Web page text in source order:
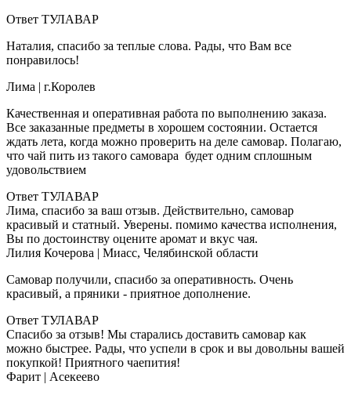
Ответ ТУЛАВАР
Наталия, спасибо за теплые слова. Рады, что Вам все
понравилось!
Лима | г.Королев
Качественная и оперативная работа по выполнению заказа.
Все заказанные предметы в хорошем состоянии. Остается
ждать лета, когда можно проверить на деле самовар. Полагаю,
что чай пить из такого самовара будет одним сплошным
удовольствием
Ответ ТУЛАВАР
Лима, спасибо за ваш отзыв. Действительно, самовар
красивый и статный. Уверены. помимо качества исполнения,
Вы по достоинству оцените аромат и вкус чая.
Лилия Кочерова | Миасс, Челябинской области
Самовар получили, спасибо за оперативность. Очень
красивый, а пряники - приятное дополнение.
Ответ ТУЛАВАР
Спасибо за отзыв! Мы старались доставить самовар как
можно быстрее. Рады, что успели в срок и вы довольны вашей
покупкой! Приятного чаепития!
Фарит | Асекеево